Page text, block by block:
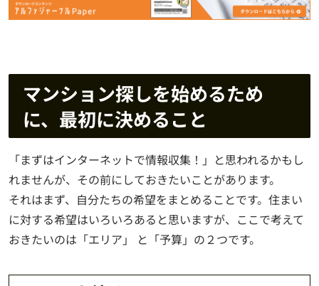
マンション探しを始めるため
に、最初に決めること
「まずはインターネットで情報収集！」と思われるかもし
れませんが、その前にしておきたいことがあります。
それはまず、自分たちの希望をまとめることです。住まい
に対する希望はいろいろあると思いますが、ここで考えて
おきたいのは「エリア」 と「予算」の２つです。